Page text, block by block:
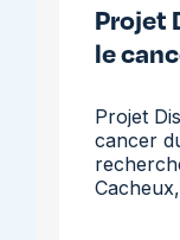
Projet
le
Projet
cancer